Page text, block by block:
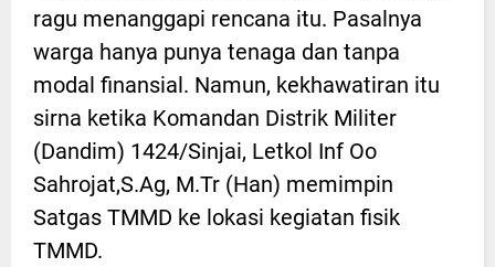
ragu menanggapi rencana itu. Pasalnya
warga hanya punya tenaga dan tanpa
modal finansial. Namun, kekhawatiran itu
sirna ketika Komandan Distrik Militer
(Dandim) 1424/Sinjai, Letkol Inf Oo
Sahrojat,S.Ag, M.Tr (Han) memimpin
Satgas TMMD ke lokasi kegiatan fisik
TMMD.